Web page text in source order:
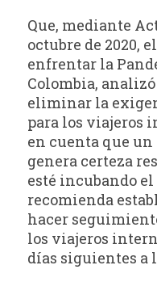
Que, mediante
octubre de 2020,
enfrentar la
Colombia,
eliminar la
para los viajeros
en cuenta que
genera certeza
esté incubando
recomienda
hacer
los viajeros
días siguientes a